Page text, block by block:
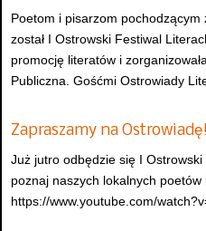
Poetom i pisarzom
został I Ostrowski Festiwal
promocję literatów i
Publiczna. Gośćmi Ostrowiady
Zapraszamy na Ostrowiadę!
Już jutro odbędzie się I
poznaj naszych lokalnych poetów
https://www.youtube.com/